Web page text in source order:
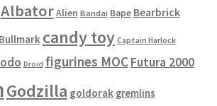
AlbatorAlien Bandai Bape Bearbrick
Bullmark candy toy Captain Harlock
Droid figurines MOCFutura 2000
Godzilla goldorak gremlins